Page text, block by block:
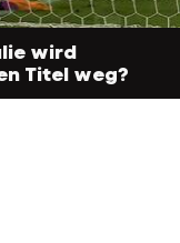
wird
Titel weg?